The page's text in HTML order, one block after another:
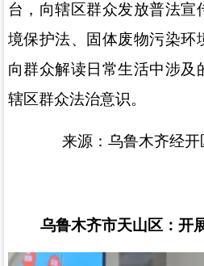
台，向辖区群众发放普法宣
境保护法、固体废物污染环
向群众解读日常生活中涉及
辖区群众法治意识。
来源：乌鲁木齐经
乌鲁木齐市天山区：开